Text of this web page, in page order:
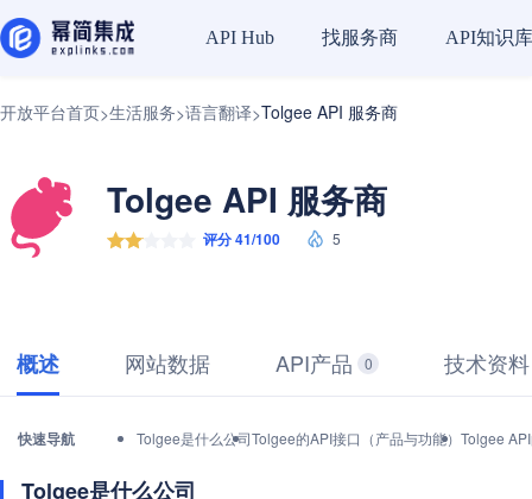
API Hub 找服务商 API知识库
开放平台首页>生活服务>语言翻译>Tolgee API 服务商
Tolgee API 服务商
评分 41/100 5
概述 网站数据 API产品 0 技术资料
快速导航 Tolgee是什么公司Tolgee的API接口（产品与功能） Tolgee
Tolgee是什么公司